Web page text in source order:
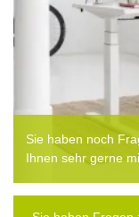
Sie haben noch
Ihnen sehr gerne